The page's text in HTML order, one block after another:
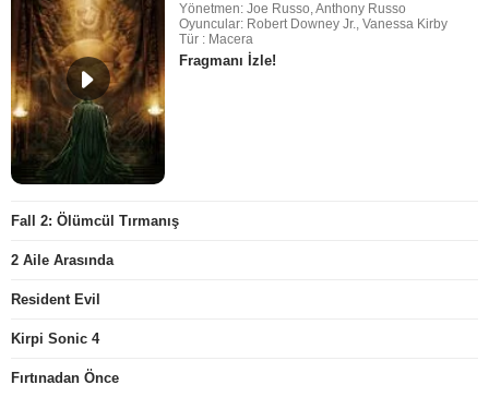
Yönetmen: Joe Russo, Anthony Russo
Oyuncular: Robert Downey Jr., Vanessa Kirby
Tür : Macera
Fragmanı İzle!
Fall 2: Ölümcül Tırmanış
2 Aile Arasında
Resident Evil
Kirpi Sonic 4
Fırtınadan Önce